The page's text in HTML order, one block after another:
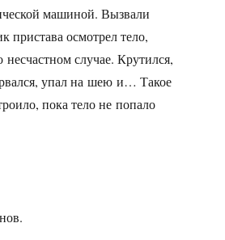
машиной. Вызвали
осмотрел тело,
несчастном случае. Крутился,
упал на шею и… Такое
пока тело не попало